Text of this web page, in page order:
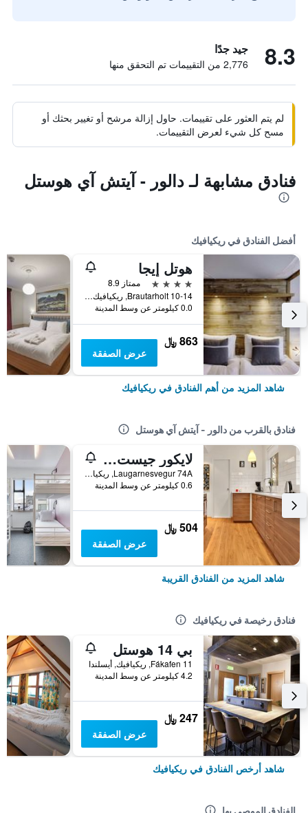
8.3 جيد جدًا
2,776 من التقييمات تم التحقق منها
لم يتم العثور على تقييمات. حاول إزالة مرشح أو تغيير بحثك أو
مسح كل شيء لعرض التقييمات.
فنادق مشابهة لـ دالور - آيتش آي هوستل
أفضل الفنادق في ريكيافيك
هوتل إيجا
4 نجوم
ممتاز 8.9
Brautarholt 10-14, ريكيافيك, أيسلندا
0.0 كيلومتر عن وسط المدينة
863 ﷼
عرض الصفقة
شاهد المزيد من أهم الفنادق في ريكيافيك
فنادق بالقرب من دالور - آيتش آي هوستل
لايكور جيست هاوس
Laugarnesvegur 74A, ريكيافيك, أيسلندا
0.6 كيلومتر عن وسط المدينة
504 ﷼
عرض الصفقة
شاهد المزيد من الفنادق القريبة
فنادق رخيصة في ريكيافيك
بي 14 هوستل
Fákafen 11, ريكيافيك, أيسلندا
4.2 كيلومتر عن وسط المدينة
247 ﷼
عرض الصفقة
شاهد أرخص الفنادق في ريكيافيك
الفنادق الموصى بها